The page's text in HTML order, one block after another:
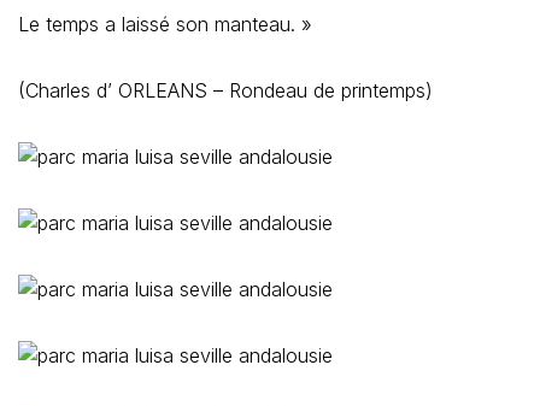
Le temps a laissé son manteau. »
(Charles d’ ORLEANS – Rondeau de printemps)